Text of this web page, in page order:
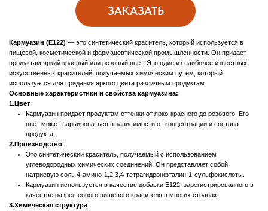
: Кармуазин может быть использован для придания
яркого цвета соусам, кетчупам и другим продуктам.
: Кармуазин используется для окрашивания таблеток,
привлекательность.
3.Косметическая промышленность
Косметика и средства личной гигиены
: Кармуазин может быть
использован в декоративной косметике, такой как помады, блески для губ,
тени для век и румяна, а также в некоторых средствах для волос.